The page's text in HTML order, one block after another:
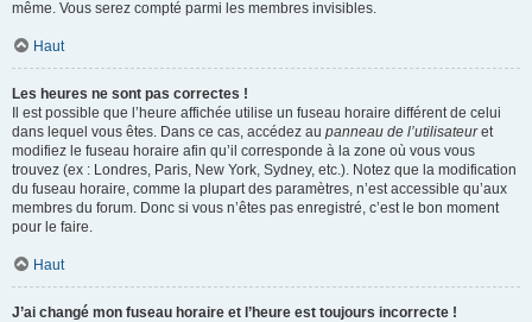
même. Vous serez compté parmi les membres invisibles.
Haut
Les heures ne sont pas correctes !
Il est possible que l’heure affichée utilise un fuseau horaire différent de celui
dans lequel vous êtes. Dans ce cas, accédez au panneau de l’utilisateuret
modifiez le fuseau horaire afin qu’il corresponde à la zone où vous vous
trouvez (ex : Londres, Paris, New York, Sydney, etc.). Notez que la modification
du fuseau horaire, comme la plupart des paramètres, n’est accessible qu’aux
membres du forum. Donc si vous n’êtes pas enregistré, c’est le bon moment
pour le faire.
Haut
J’ai changé mon fuseau horaire et l’heure est toujours incorrecte !